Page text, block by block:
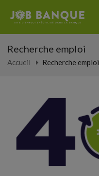
Recherche emploi
Accueil Recherche emploi